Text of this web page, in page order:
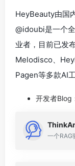
HeyBeauty由国
@idoubi是一个
业者，目前已发
Melodisco、
Pagen等多款AI工
开发者Blog